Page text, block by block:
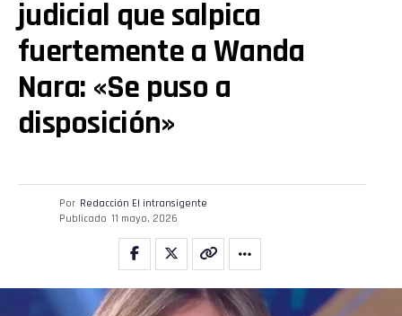
judicial que salpica
fuertemente a Wanda
Nara: «Se puso a
disposición»
Por Redacción El intransigente
Publicado 11 mayo, 2026